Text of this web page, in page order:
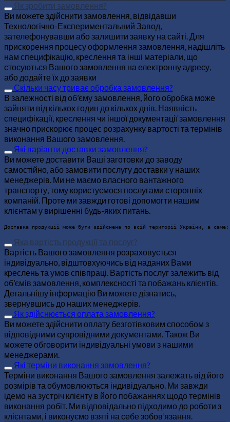
Як зробити замовлення?
Ви можете здійснити замовлення, відвідавши
Технологічно-Експериментальний Завод,
зателефонувавши або залишити заявку на сайті. Для
прискорення процесу оформлення замовлення, надішліть
нам специфікацію, креслення та інші матеріали, що
стосуються Вашого замовлення на електронну адресу,
або додайте їх до заявки
Скільки часу триває обробка замовлення?
В залежності від об’єму замовлення, його обробка може
зайняти від кількох годин до кількох днів. Наявність
специфікації, креслення чи іншої документації замовлення
значно прискорює процес розрахунку вартості та термінів
виконання Вашого замовлення.
Які варіанти доставки замовлення?
Ви можете доставити Ваші заготовки до заводу
самостійно, або замовити послугу доставки у наших
менеджерів. Ми не маємо власного вантажного
транспорту, тому користуємося послугами сторонніх
компаній. Проте ми завжди готові допомогти нашим
клієнтам у вирішенні будь-яких питань.
Доставка
Яка вартість продукції та послуг?
Вартість Вашого замовлення розраховується
індивідуально, відштовхуючись від наданих Вами
креслень та умов співпраці. Вартість послуг залежить від
об’ємів замовлення, комплексності та побажань клієнтів.
Детальнішу інформацію Ви можете дізнатись,
звернувшись до наших менеджерів.
Як здійснюється оплата замовлення?
Ви можете здійснити оплату безготівковим способом з
відповідними супровідними документами. Також Ви
можете обговорити індивідуальні умови з нашими
менеджерами.
Які терміни виконання замовлення?
Терміни виконання Вашого замовлення залежать від його
розмірів та обумовлюються індивідуально. Ми завжди
ідемо на зустріч клієнту в його побажаннях щодо термінів
виконання робіт. Ми відповідально підходимо до роботи з
клієнтами, і виконуємо взяті на себе зобов’язання.